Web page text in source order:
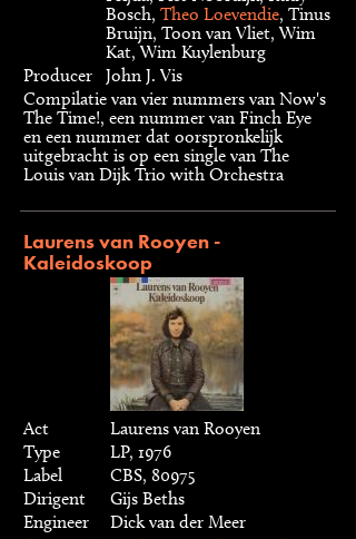
Bosch, Theo Loevendie, Tinus
Bruijn, Toon van Vliet, Wim
Kat, Wim Kuylenburg
Producer
John J. Vis
Compilatie van vier nummers van Now's
The Time!, een nummer van Finch Eye
en een nummer dat oorspronkelijk
uitgebracht is op een single van The
Louis van Dijk Trio with Orchestra
Laurens van Rooyen -
Kaleidoskoop
Act
Laurens van Rooyen
Type
LP, 1976
Label
CBS, 80975
Dirigent
Gijs Beths
Engineer
Dick van der Meer